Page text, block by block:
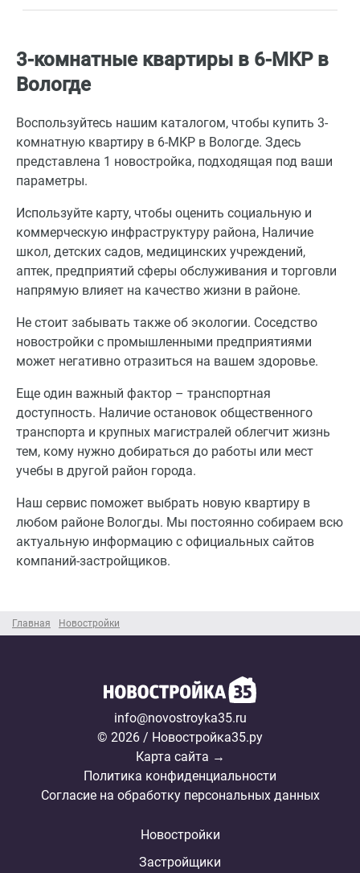
Главная Новостройки
3-комнатные квартиры в 6-МКР в
Вологде
Воспользуйтесь нашим каталогом, чтобы купить 3-
комнатную квартиру в 6-МКР в Вологде. Здесь
представлена 1 новостройка, подходящая под ваши
параметры.
Используйте карту, чтобы оценить социальную и
коммерческую инфраструктуру района, Наличие
школ, детских садов, медицинских учреждений,
аптек, предприятий сферы обслуживания и торговли
напрямую влияет на качество жизни в районе.
Не стоит забывать также об экологии. Соседство
новостройки с промышленными предприятиями
может негативно отразиться на вашем здоровье.
Еще один важный фактор – транспортная
доступность. Наличие остановок общественного
транспорта и крупных магистралей облегчит жизнь
тем, кому нужно добираться до работы или мест
учебы в другой район города.
Наш сервис поможет выбрать новую квартиру в
любом районе Вологды. Мы постоянно собираем всю
актуальную информацию с официальных сайтов
компаний-застройщиков.
info@novostroyka35.ru
© 2026 / Новостройка35.ру
Карта сайта →
Политика конфиденциальности
Согласие на обработку персональных данных
Новостройки
Застройщики